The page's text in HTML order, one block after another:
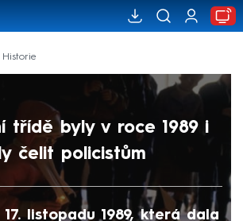
Historie
třídě byly v roce 1989 i
čelit policistům
listopadu 1989, která dala